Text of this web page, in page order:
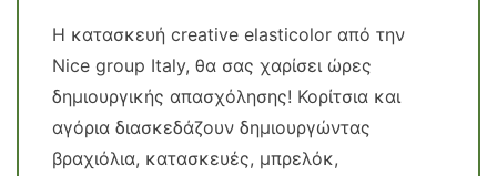
Η κατασκευή creative elasticolor από την
Nice group Italy, θα σας χαρίσει ώρες
δημιουργικής απασχόλησης! Κορίτσια και
αγόρια διασκεδάζουν δημιουργώντας
βραχιόλια, κατασκευές, μπρελόκ,